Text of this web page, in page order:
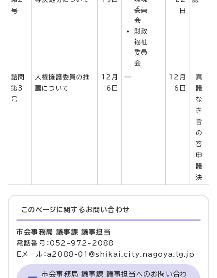
号
委員
会
財政
福祉
委員
会
日
諮問
第3
号
人権擁護委員の推
薦について
12月
6日
―
12月
6日
異
議
な
き
旨
の
答
申
議
決
このページに関する お問い合わせ
市会事務局 議事課 議事担当
電話番号：052-972-2088
Eメール：a2088-01@shikai.city.nagoya.lg.jp
市会事務局 議事課 議事担当へのお問い合わ